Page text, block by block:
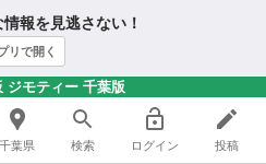
報を見逃さない！
リで開く
ジモティー 千葉版
千葉県 検索 ログイン 投稿